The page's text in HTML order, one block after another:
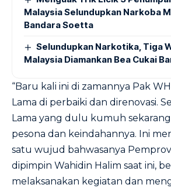
Malaysia Selundupkan Narkoba
Bandara Soetta
Selundupkan Narkotika, Tiga
Malaysia Diamankan Bea Cukai
“Baru kali ini di zamannya Pak
Lama di perbaiki dan direnovasi.
Lama yang dulu kumuh
pesona dan keindahannya. Ini
satu wujud bahwasanya
dipimpin Wahidin Halim saat ini,
melaksanakan kegiatan dan